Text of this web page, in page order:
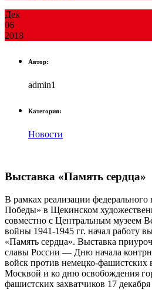
Дек
06
2018
Автор:
admin1
Категория:
Новости
Выставка «Память сердца»
В рамках реализации федерального
Победы» в Щекинском
совместно с Центральным музеем
войны 1941-1945 гг. начал работу
«Память сердца». Выставка
славы России — Дню начала
войск против немецко-фашистских
Москвой и ко дню освобождения
фашистских захватчиков 17 декабря